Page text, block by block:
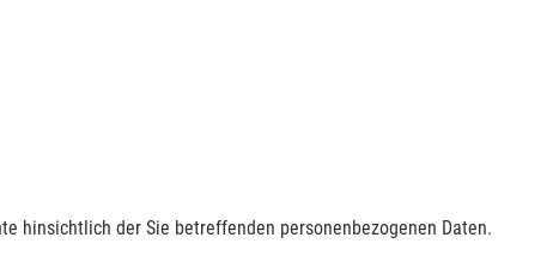
hinsichtlich der Sie betreffenden personenbezogenen Daten.